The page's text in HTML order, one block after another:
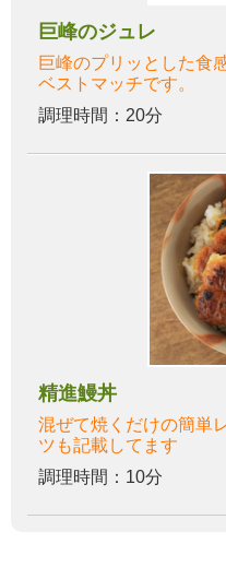
巨峰のジュレ
巨峰のプリッとした食
ベストマッチです。
調理時間：20分
精進鰻丼
混ぜて焼くだけの簡単
ツも記載してます
調理時間：10分